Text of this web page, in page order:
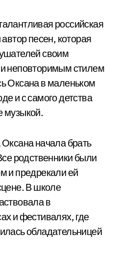
российская
песен, которая
своим
неповторимым стилем
Оксана в маленьком
и с самого детства
музыкой.
начала брать
родственники были
и предрекали ей
В школе
в
и фестивалях, где
обладательницей